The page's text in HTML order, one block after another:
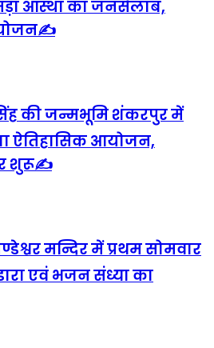
आस्था का जनसैलाब,
की जन्मभूमि शंकरपुर में
ऐतिहासिक आयोजन,
शुरू✍️
मन्दिर में प्रथम सोमवार
एवं भजन संध्या का